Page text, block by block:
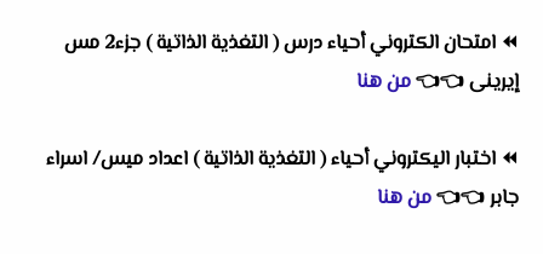
⏪
امتحان الكتروني أحياء درس ( التغذية الذاتية ) جزء2 مس
إيرينى👈
👈من هنا
⏪ اختبار اليكتروني أحياء ( التغذية الذاتية ) اعداد ميس/ اسراء
جابر👈
👈من هنا